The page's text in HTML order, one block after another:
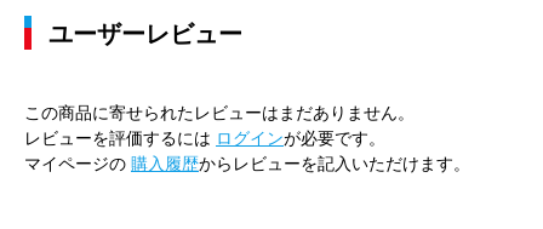
ユーザーレビュー
この商品に寄せられたレビューはまだありません。
レビューを評価するには ログインが必要です。
マイページの 購入履歴からレビューを記入いただけます。